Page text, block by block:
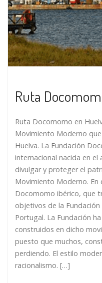
Ruta
Ruta Docomomo en
Movimiento Moderno
Huelva. La Fundación
internacional nacida en
divulgar y proteger el
Movimiento Moderno. En
Docomomo ibérico, que
objetivos de la
Portugal. La Fundación
construidos en dicho
puesto que muchos,
perdiendo. El estilo
racionalismo. […]